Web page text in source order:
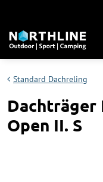
Standard Dachreling
Dachträger
Open II. S